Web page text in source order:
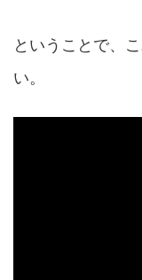
ということで、
い。